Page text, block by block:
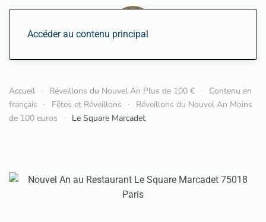
Accéder au contenu principal
Accueil Réveillons du Nouvel An Plus de 100 €
Contenu en
français
Fêtes et Réveillons
Réveillons du Nouvel An Moins
de 100 euros
Le Square Marcadet